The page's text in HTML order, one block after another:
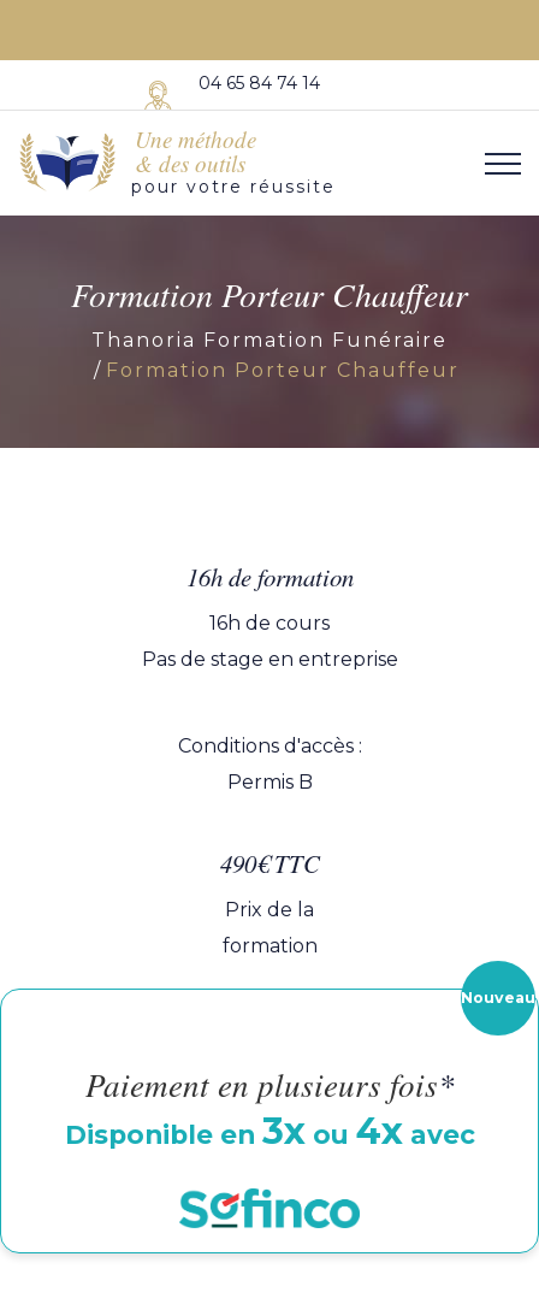
04 65 84 74 14
Une méthode
& des outils
pour votre réussite
Formation Porteur Chauffeur
Thanoria Formation Funéraire
Formation Porteur Chauffeur
16h de formation
16h de cours
Pas de stage en entreprise
Conditions d'accès :
Permis B
490€ TTC
Prix de la
formation
Nouveau
Paiement en plusieurs fois*
Disponible en 3xou 4xavec